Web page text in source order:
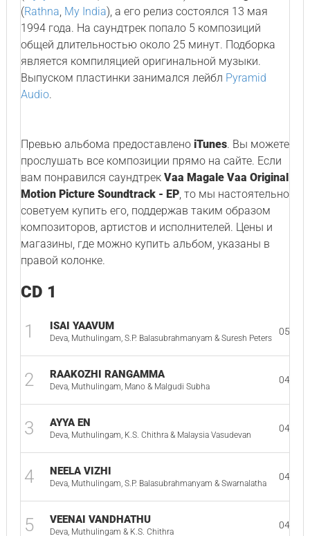
(Rathna, My India), а его релиз состоялся 13 мая
1994 года. На саундтрек попало 5 композиций
общей длительностью около 25 минут. Подборка
является компиляцией оригинальной музыки.
Выпуском пластинки занимался лейбл Pyramid
Audio.
Превью альбома предоставлено iTunes. Вы можете
прослушать все композиции прямо на сайте. Если
вам понравился саундтрек Vaa Magale Vaa Original
Motion Picture Soundtrack - EP, то мы настоятельно
советуем купить его, поддержав таким образом
композиторов, артистов и исполнителей. Цены и
магазины, где можно купить альбом, указаны в
правой колонке.
CD 1
1 ISAI YAAVUM
Deva, Muthulingam, S.P. Balasubrahmanyam & Suresh Peters
05:08
2 RAAKOZHI RANGAMMA
Deva, Muthulingam, Mano & Malgudi Subha
04:47
3 AYYA EN
Deva, Muthulingam, K.S. Chithra & Malaysia Vasudevan
04:45
4 NEELA VIZHI
Deva, Muthulingam, S.P. Balasubrahmanyam & Swarnalatha
04:36
5 VEENAI VANDHATHU
Deva, Muthulingam & K.S. Chithra
04:39